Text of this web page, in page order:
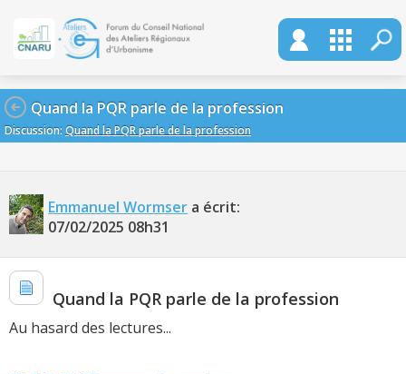
Quand la PQR parle de la profession
Discussion: Quand la PQR parle de la profession
Emmanuel Wormser a écrit:
07/02/2025 08h31
Quand la PQR parle de la profession
Au hasard des lectures...